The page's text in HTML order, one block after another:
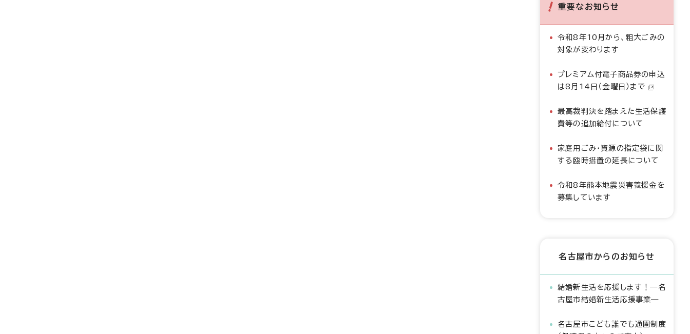
重要なお知らせ
令和8年10月から、粗大ごみの
対象が変わります
プレミアム付電子商品券の申込
は8月14日（金曜日）まで
最高裁判決を踏まえた生活保護
費等の追加給付について
家庭用ごみ・資源の指定袋に関
する臨時措置の延長について
令和8年熊本地震災害義援金を
募集しています
名古屋市からのお知らせ
結婚新生活を応援します！―名
古屋市結婚新生活応援事業―
名古屋市こども誰でも通園制度